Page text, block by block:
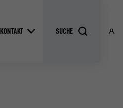
KONTAKT